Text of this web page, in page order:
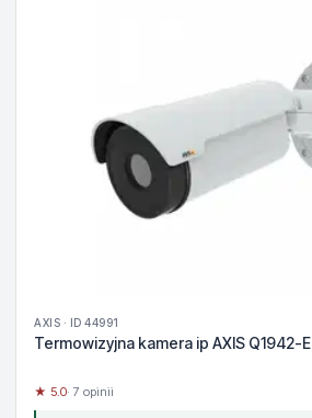
AXIS · ID 44991
Termowizyjna kamera ip AXIS Q1942-E
★ 5.0· 7 opinii